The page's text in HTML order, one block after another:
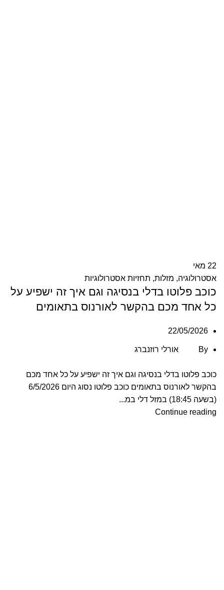
22 מאי
אסטרולוגיה, מזלות, תחזיות אסטרולוגיות
כוכב פלוטו בדלי בנסיגה וגם איך זה ישפיע על
כל אחד מכם בהקשר לאורנוס בתאומים
22/05/2026
By אורלי רוזנברג
כוכב פלוטו בדלי בנסיגה וגם איך זה ישפיע על כל אחד מכם
בהקשר לאורנוס בתאומים כוכב פלוטו נסוג היום 6/5/2026
(בשעה 18:45) במזל דלי במ...
Continue reading